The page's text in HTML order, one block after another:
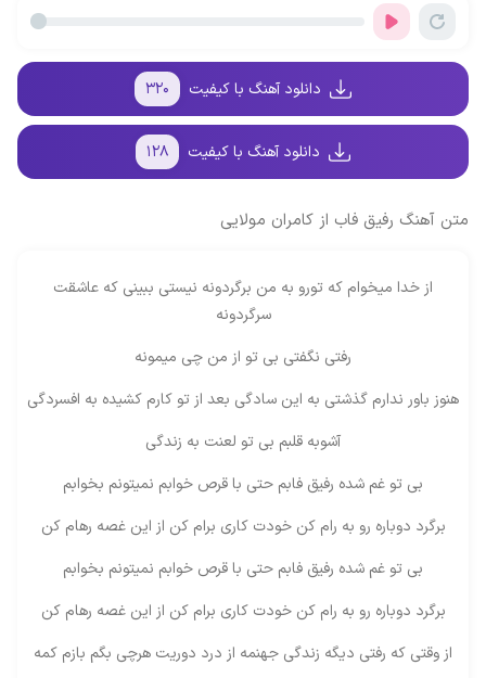
دانلود آهنگ با کیفیت ۳۲۰
دانلود آهنگ با کیفیت ۱۲۸
متن آهنگ رفیق فاب از کامران مولایی
از خدا میخوام که تورو به من برگردونه نیستی ببینی که عاشقت
سرگردونه
رفتی نگفتی بی تو از من چی میمونه
هنوز باور ندارم گذشتی به این سادگی بعد از تو کارم کشیده به افسردگی
آشوبه قلبم بی تو لعنت به زندگی
بی تو غم شده رفیق فابم حتی با قرص خوابم نمیتونم بخوابم
برگرد دوباره رو به رام کن خودت کاری برام کن از این غصه رهام کن
بی تو غم شده رفیق فابم حتی با قرص خوابم نمیتونم بخوابم
برگرد دوباره رو به رام کن خودت کاری برام کن از این غصه رهام کن
از وقتی که رفتی دیگه زندگی جهنمه از درد دوریت هرچی بگم بازم کمه